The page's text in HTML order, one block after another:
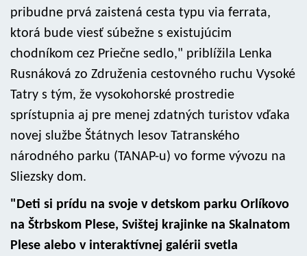
pribudne prvá zaistená cesta typu via ferrata,
ktorá bude viesť súbežne s existujúcim
chodníkom cez Priečne sedlo," priblížila Lenka
Rusnáková zo Združenia cestovného ruchu Vysoké
Tatry s tým, že vysokohorské prostredie
sprístupnia aj pre menej zdatných turistov vďaka
novej službe Štátnych lesov Tatranského
národného parku (TANAP-u) vo forme vývozu na
Sliezsky dom.
"Deti si prídu na svoje v detskom parku Orlíkovo
na Štrbskom Plese, Svištej krajinke na Skalnatom
Plese alebo v interaktívnej galérii svetla